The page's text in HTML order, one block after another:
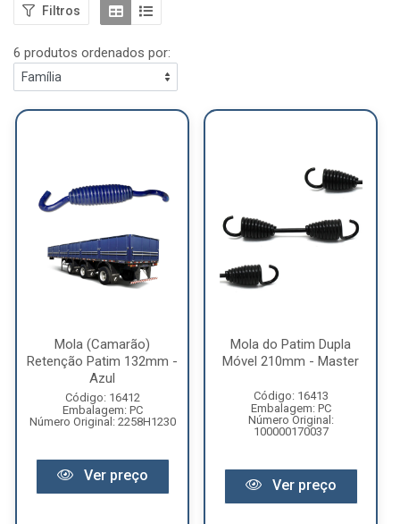
Filtros
6 produtos ordenados por:
Mola (Camarão)
Retenção Patim 132mm -
Azul
Código: 16412
Embalagem: PC
Número Original: 2258H1230
Ver preço
Mola do Patim Dupla
Móvel 210mm - Master
Código: 16413
Embalagem: PC
Número Original:
100000170037
Ver preço